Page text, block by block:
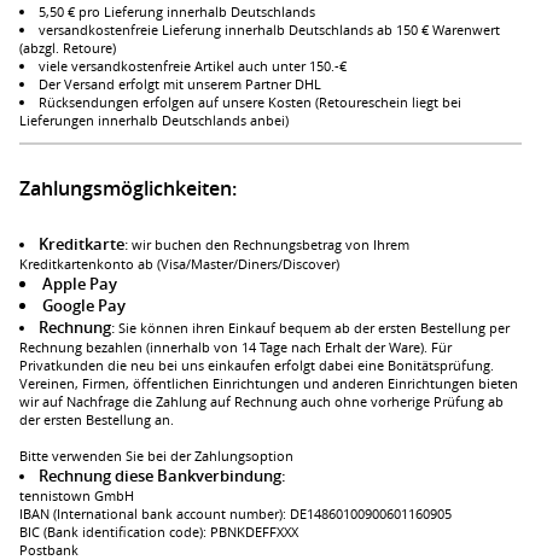
5,50 € pro Lieferung innerhalb Deutschlands
versandkostenfreie Lieferung innerhalb Deutschlands ab 150 € Warenwert
(abzgl. Retoure)
viele versandkostenfreie Artikel auch unter 150.-€
Der Versand erfolgt mit unserem Partner DHL
Rücksendungen erfolgen auf unsere Kosten (Retoureschein liegt bei
Lieferungen innerhalb Deutschlands anbei)
Zahlungsmöglichkeiten:
Kreditkarte: wir buchen den Rechnungsbetrag von Ihrem
Kreditkartenkonto ab (Visa/Master/Diners/Discover)
Apple Pay
Google Pay
Rechnung: Sie können ihren Einkauf bequem ab der ersten Bestellung per
Rechnung bezahlen (innerhalb von 14 Tage nach Erhalt der Ware). Für
Privatkunden die neu bei uns einkaufen erfolgt dabei eine Bonitätsprüfung.
Vereinen, Firmen, öffentlichen Einrichtungen und anderen Einrichtungen bieten
wir auf Nachfrage die Zahlung auf Rechnung auch ohne vorherige Prüfung ab
der ersten Bestellung an.
Bitte verwenden Sie bei der Zahlungsoption
Rechnung diese Bankverbindung:
tennistown GmbH
IBAN (International bank account number): DE14860100900601160905
BIC (Bank identification code): PBNKDEFFXXX
Postbank